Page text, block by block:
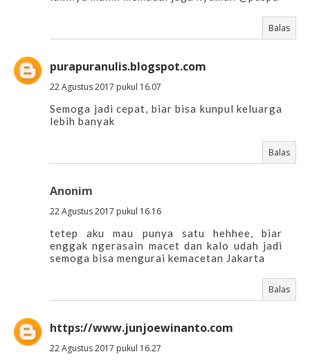
Balas
purapuranulis.blogspot.com
22 Agustus 2017 pukul 16.07
Semoga jadi cepat, biar bisa kunpul keluarga
lebih banyak
Balas
Anonim
22 Agustus 2017 pukul 16.16
tetep aku mau punya satu hehhee, biar
enggak ngerasain macet dan kalo udah jadi
semoga bisa mengurai kemacetan Jakarta
Balas
https://www.junjoewinanto.com
22 Agustus 2017 pukul 16.27